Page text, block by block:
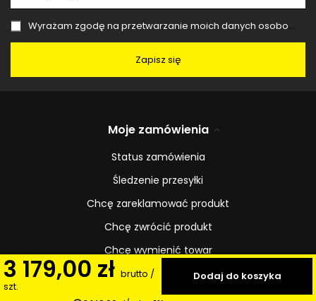
3 179,00 zł brutto /
szt.
Dodaj do koszyka
Wyrażam zgodę na przetwarzanie moich danych osobowych (adres e-mail) na potrzeby wysyłki newslettera z informacją handlową (marketing). Więcej w
Zapisz się
Moje zamówienia
Status zamówienia
Śledzenie przesyłki
Chcę zareklamować produkt
Chcę zwrócić produkt
Chcę wymienić towar
Kontakt